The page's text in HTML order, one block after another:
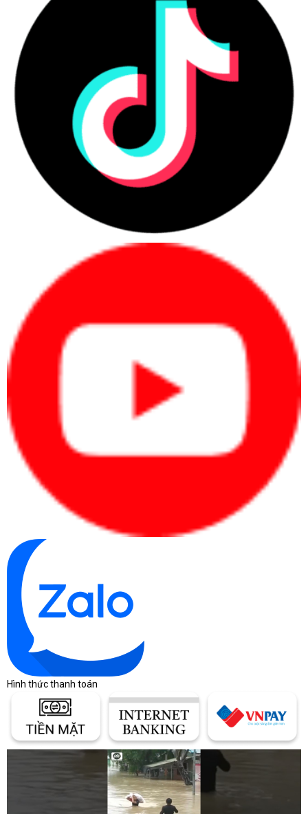
bảo rằng bạn có kinh nghiệm vượt trội với máy tính của mình.
Giải pháp in ấn di động, in ấn bảo mật
Bảo mật luôn là ưu tiên hàng đầu. Máy in Canon MF449X đa chức
năng đáp ứng yêu cầu này bằng cách cung cấp tính năng quản lý
người dùng theo từng phòng ban thông qua ID và mật khẩu. Điều này
cho phép theo dõi và kiểm tra việc sử dụng máy của từng phòng
ban, là lựa chọn lý tưởng cho các doanh nghiệp, tổ chức có quy mô
lớn và hoạt động với nhiều phòng ban.
Quản lý người dùng tốt hơn, bạn có thể theo dõi và kiểm soát chi phí
trong ấn phẩm của mình thông qua bản kết quả đầu ra.
Máy đa chức năng Canon MF449X còn tích hợp tính năng ấn qua
mạng không dây Wifi, mang lại sự thuận tiện và dễ dàng cho việc kết
nối và ấn. Bạn cũng có thể tận hưởng trải nghiệm trong hoặc quét
đơn giản trên thiết bị di động thông qua các ứng dụng như Canon
AirPrint®, Mopria® Print Service. Kết nối Wifi giúp bạn hoạt động linh
hoạt và thuận lợi trong công việc bằng cách ấn từ các thiết bị di
động.
Hình thức thanh toán